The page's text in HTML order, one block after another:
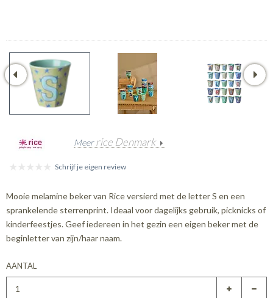
Meerrice Denmark
Schrijf je eigen review
Mooie melamine beker van Rice versierd met de letter S en een
sprankelende sterrenprint. Ideaal voor dagelijks gebruik, picknicks of
kinderfeestjes. Geef iedereen in het gezin een eigen beker met de
beginletter van zijn/haar naam.
AANTAL